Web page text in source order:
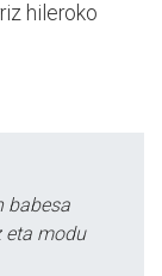
hileroko
babesa
eta modu